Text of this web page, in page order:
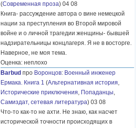
(Современная проза) 04 08
Книга- рассуждение автора о вине немецкой
нации за преступления во Второй мировой
войне и о личной трагедии женщины- бывшей
надзирательницы концлагеря. Я не в восторге.
Наверное, не моя тема.
Оценка: неплохо
Barbud про Воронцов: Военный инженер
Ермака. Книга 1 (Альтернативная история,
Исторические приключения, Попаданцы,
Самиздат, сетевая литература) 03 08
Что-то как-то не ахти. Не знаю, как насчет
исторической точности происходящих в